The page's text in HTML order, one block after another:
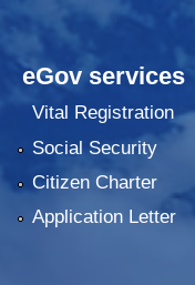
eGov services
Vital Registration
Social Security
Citizen Charter
Application Letter